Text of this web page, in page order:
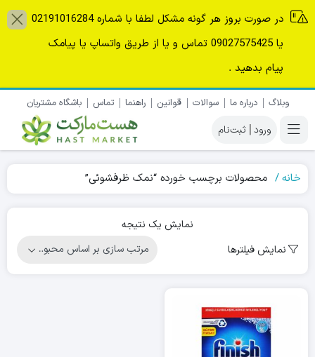
در صورت بروز هر گونه مشکل لطفا با شماره 02191016284
یا 09027575425 تماس و یا از طریق واتساپ یا پیامک
پیام بدهید .
وبلاگ درباره ما سوالات قوانین راهنما تماس باشگاه مشتریان
|
خانه محصولات برچسب خورده “نمک ظرفشوئی”
نمایش یک نتیجه
نمایش فیلترها